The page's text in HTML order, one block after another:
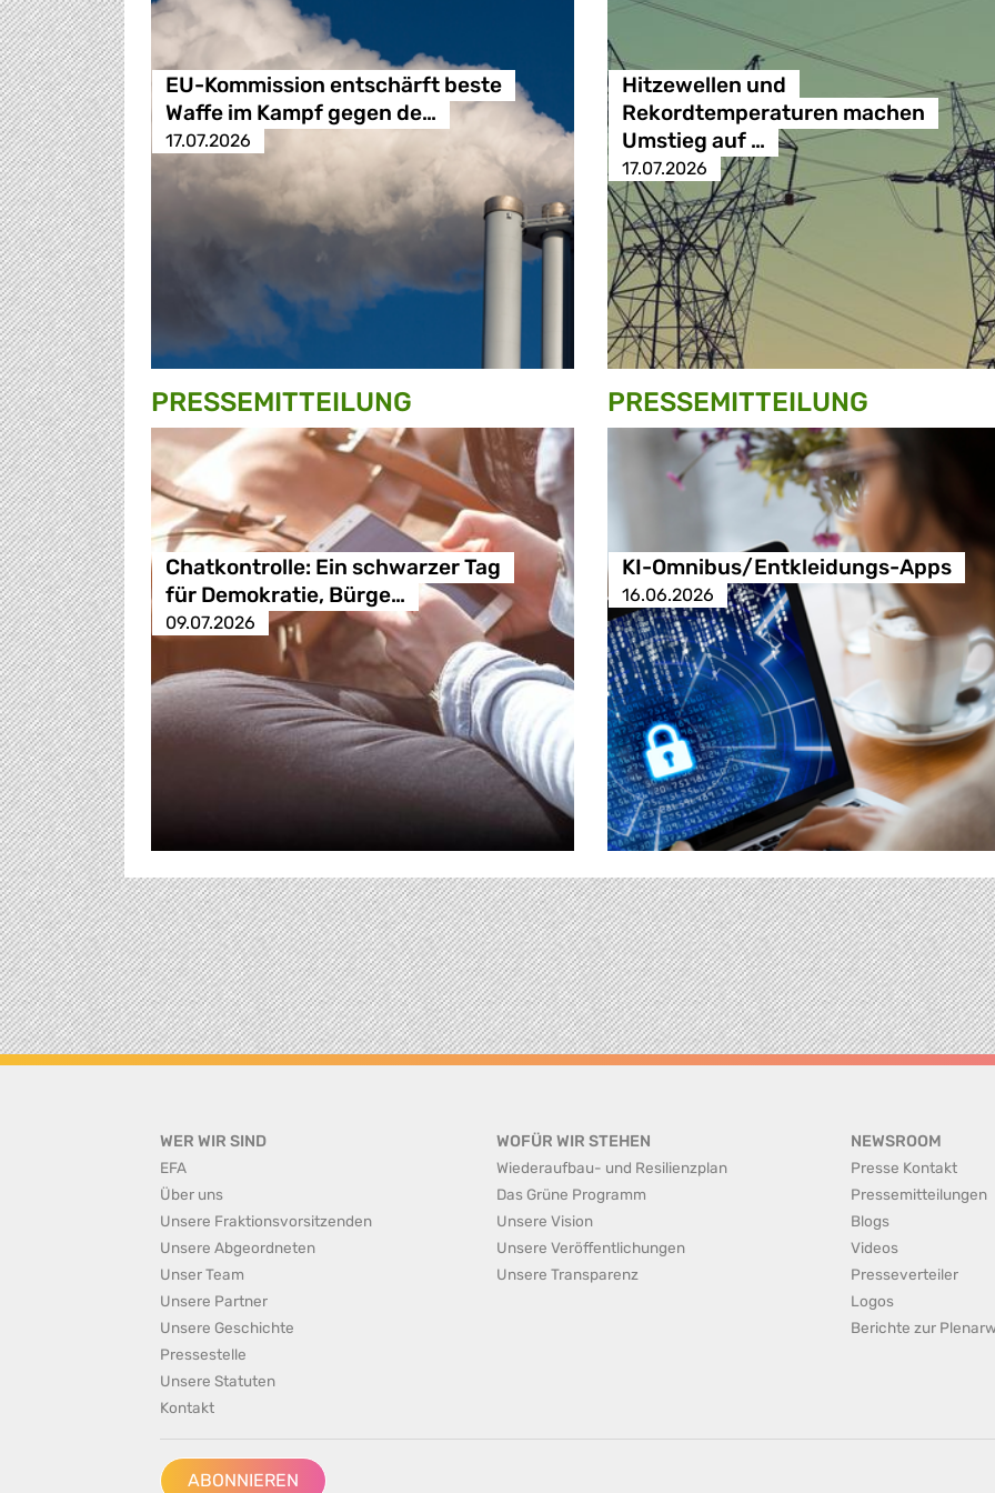
EU-Kommission entschärft beste
Waffe im Kampf gegen de…
17.07.2026
Hitzewellen und
Rekordtemperaturen machen
Umstieg auf …
17.07.2026
PRESSE­MITTEILUNG
Chatkontrolle: Ein schwarzer Tag
für Demokratie, Bürge…
09.07.2026
PRESSE­MITTEILUNG
KI-Omnibus/Entkleidungs-Apps
16.06.2026
WER WIR SIND
EFA
Über uns
Unsere Fraktionsvorsitzenden
Unsere Abgeordneten
Unser Team
Unsere Partner
Unsere Geschichte
Pressestelle
Unsere Statuten
Kontakt
WOFÜR WIR STEHEN
Wiederaufbau- und Resilienzplan
Das Grüne Programm
Unsere Vision
Unsere Veröffentlichungen
Unsere Transparenz
NEWSROOM
Presse Kontakt
Pressemitteilungen
Blogs
Videos
Presseverteiler
Logos
Berichte zur
ABONNIEREN